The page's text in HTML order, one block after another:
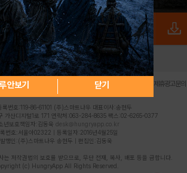
안보기 닫기
로그인 PC버전 전체앱
처리방침 불법촬영물 신고센터 제휴광고문의
록번호:119-86-61101 (주)스마트나우 대표이사:송현두
가산디지털1로 171 연락처:063-284-8635 팩스:02-6265-0377
년보호책임자:김동욱 desk@hungryapp.co.kr
번호:서울아02322 | 등록일자:2016년4월25일
발행인:(주)스마트나우 송현두 | 편집인:김동욱
는 저작권법의 보호를 받으므로, 무단 전재, 복사, 배포 등을 금합니다.
(c) HungryApp All Rights Reserved.